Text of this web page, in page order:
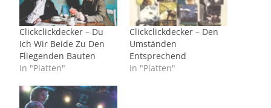
Clickclickdecker – Du
Ich Wir Beide Zu Den
Fliegenden Bauten
In "Platten"
Clickclickdecker – Den
Umständen
Entsprechend
In "Platten"